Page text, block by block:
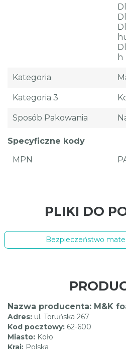
H
Kategoria
Kategoria 3
Sposób Pakowania
Specyficzne kody
MPN
PLIKI DO
Bezpieczeństwo
Nazwa producenta: M&K
Adres: ul. Toruńska 267
Kod pocztowy: 62-600
Miasto: Koło
Kraj: Polska